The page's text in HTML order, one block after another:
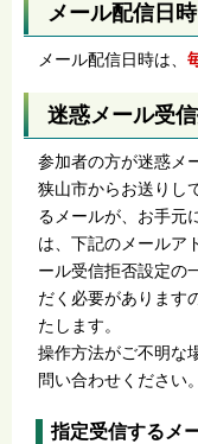
メール配信日時
メール配信日時は、
迷惑メール受
参加者の方が迷惑メ
狭山市からお送りし
るメールが、お手元
は、下記のメールア
ール受信拒否設定の
だく必要があります
たします。
操作方法がご不明な
問い合わせください。
指定受信するメ